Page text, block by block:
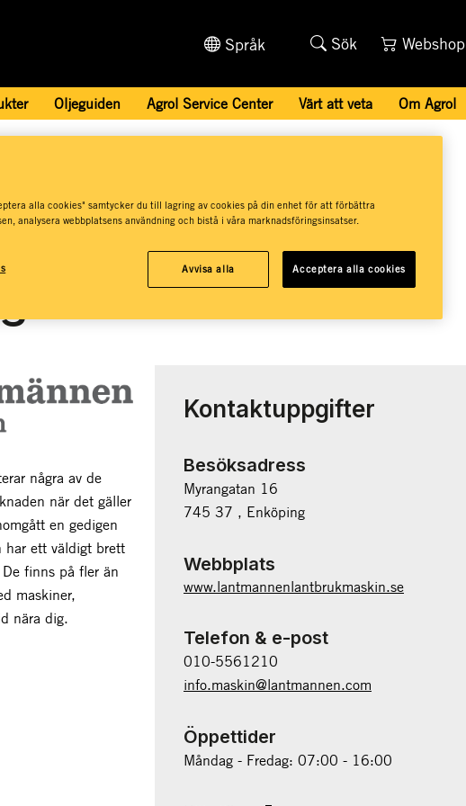
Språk Sök Webshop
Oljeguiden Agrol Service Center Värt att veta Om Agrol
Maskin,
några av de
när det gäller
en gedigen
har ett väldigt brett
finns på fler än
maskiner,
nära dig.
Kontaktuppgifter
Besöksadress
Myrangatan 16
745 37 , Enköping
Webbplats
www.lantmannenlantbrukmaskin.se
Telefon & e-post
010-5561210
info.maskin@lantmannen.com
Öppettider
Måndag - Fredag: 07:00 - 16:00
alla cookies" samtycker du till lagring av cookies på din enhet för att förbättra
analysera webbplatsens användning och bistå i våra marknadsföringsinsatser.
Avvisa alla Acceptera alla cookies